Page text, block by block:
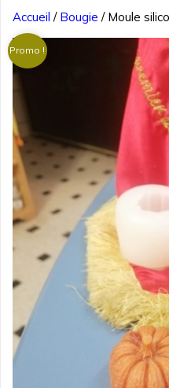
Accueil / Bougie / Moule
Promo !